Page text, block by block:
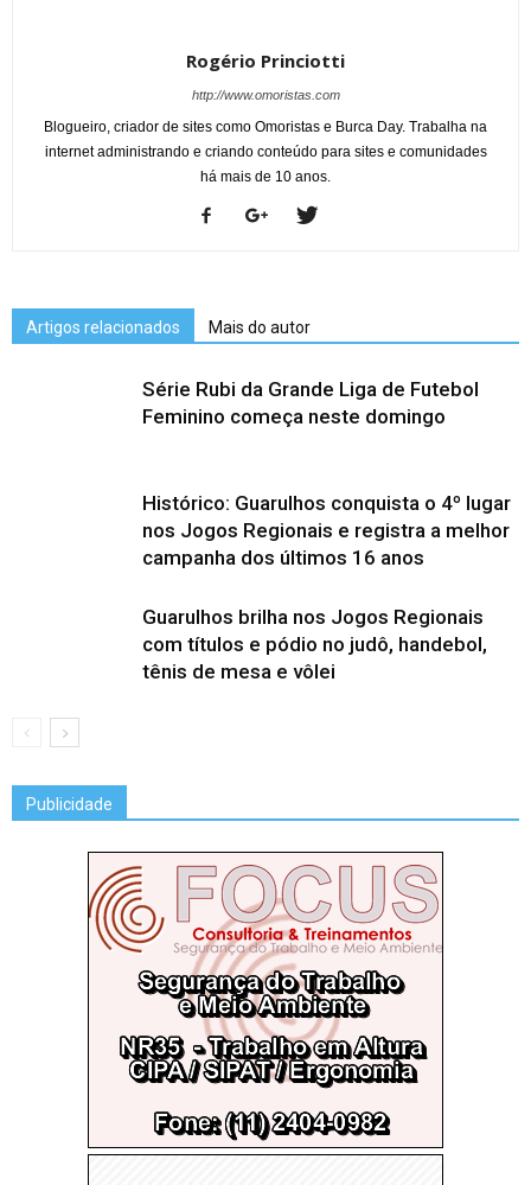
Rogério Princiotti
http://www.omoristas.com
Blogueiro, criador de sites como Omoristas e Burca Day. Trabalha na
internet administrando e criando conteúdo para sites e comunidades
há mais de 10 anos.
Artigos relacionados Mais do autor
Série Rubi da Grande Liga de Futebol
Feminino começa neste domingo
Histórico: Guarulhos conquista o 4º lugar
nos Jogos Regionais e registra a melhor
campanha dos últimos 16 anos
Guarulhos brilha nos Jogos Regionais
com títulos e pódio no judô, handebol,
tênis de mesa e vôlei
Publicidade